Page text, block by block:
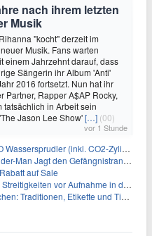
nach ihrem letzten
Musik
"kocht" derzeit im
Musik. Fans warten
einem Jahrzehnt darauf, dass
Sängerin ihr Album 'Anti'
2016 fortsetzt. Nun hat ihr
Partner, Rapper A$AP Rocky,
in Arbeit sein
Jason Lee Show'[…] (00)
vor 1 Stunde
(inkl. CO2-Zylinder) für 94€
den Gefängnistransporter (76349) für 32,99€
auf Sale
Aufnahme in die Rock and Roll Hall of Fame begraben
Etikette und Tipps für Gäste aus dem In- und Ausland